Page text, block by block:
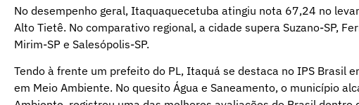
No desempenho geral, Itaquaquecetuba atingiu nota 67,24 no
Alto Tietê. No comparativo regional, a cidade supera Suzano-SP,
Mirim-SP e Salesópolis-SP.
Tendo à frente um prefeito do PL, Itaquá se destaca no IPS Brasil
em Meio Ambiente. No quesito Água e Saneamento, o município